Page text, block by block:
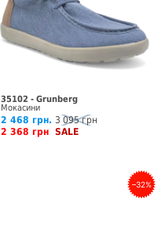
35102 - Grunberg
Мокасини
2 468 грн. 3 095 грн
2 368 грн SALE
–32%